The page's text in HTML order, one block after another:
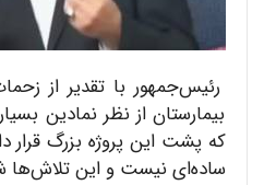
رئیس‌جمهور با تقدیر از
بیمارستان از نظر نمادین
که پشت این پروژه بزرگ
ساده‌ای نیست و این تلاش‌ها